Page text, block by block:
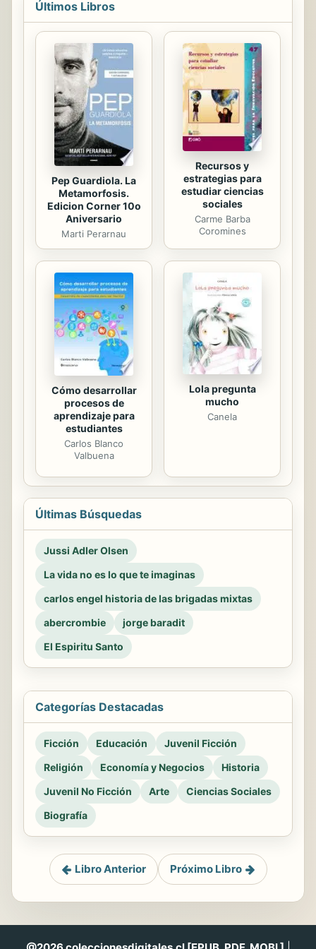
Diana’s father. It’s a humiliating day
for Thomas when he learns My
Daddy Does Your Wife.
Últimos Libros
Pep Guardiola. La
Metamorfosis.
Edicion Corner 10o
Aniversario
Marti Perarnau
Recursos y
estrategias para
estudiar ciencias
sociales
Carme Barba
Coromines
Cómo desarrollar
procesos de
aprendizaje para
estudiantes
Carlos Blanco
Valbuena
Lola pregunta
mucho
Canela
Últimas Búsquedas
Jussi Adler Olsen
La vida no es lo que te imaginas
carlos engel historia de las brigadas mixtas
abercrombie
jorge baradit
El Espiritu Santo
Categorías Destacadas
Ficción Educación
Juvenil Ficción
Religión
Economía y Negocios
Historia
Juvenil No Ficción
Arte
Ciencias Sociales
Biografía
Libro Anterior Próximo Libro